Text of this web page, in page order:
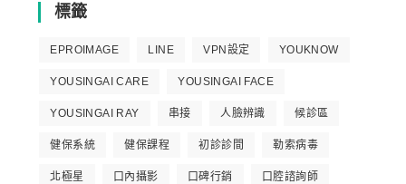
標籤
EPROIMAGE LINE VPN設定 YOUKNOW
YOUSINGAI CARE YOUSINGAI FACE
YOUSINGAI RAY 串接 人臉辨識 候診區
健保系統 健保課程 初診診間 勒索病毒
北極星 口內攝影 口碑行銷 口腔諮詢師